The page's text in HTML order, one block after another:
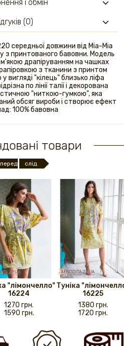
середньої довжини від Mia-Mia
з принтованого бавовни. Модель
м'якою драпіруванням на чашках
з тканини з принтом
вигляді "кілець" близько ліфа
по лінії талії і декорована
"ниткою-гумкою", яка
обсяг вироби і створює ефект
100% бавовна
і обмін
(0)
товари
слід.
"лімончелло"
16224
1270 грн.
1590 грн.
Туніка
16225
1380 грн.
1720 грн.